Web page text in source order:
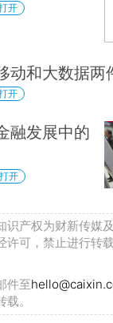
开
动和大数据两
开
融发展中的
开
识产权为财新传媒
许可，禁止进行转
件至
。